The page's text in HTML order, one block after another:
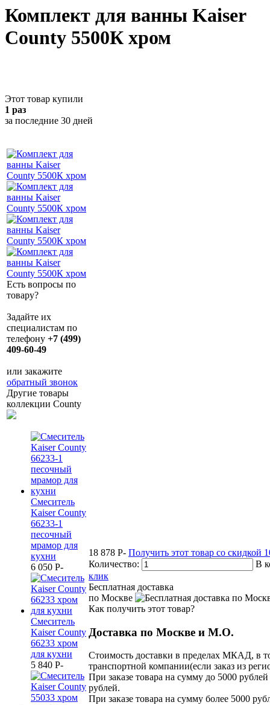
Комплект для ванны Kaiser
County 5500К хром
Этот товар купили
1 раз
за последние 30 дней
Есть вопросы по
товару?
Задайте их
специалистам по
телефону +7 (499)
409-60-49
или закажите
обратный звонок
Другие товары
коллекции County
Смеситель
Kaiser County
66233-1
песочный
мрамор для
кухни
6 050 P-
Смеситель
Kaiser County
66233 хром
для кухни
5 840 P-
18 878 P- Получить этот товар со скидкой
Количество:
В
клик
Бесплатная доставка
по Москве
Как получить этот товар?
Доставка по Москве и М.О.
Стоимость доставки в пределах МКАД, в
транспортной компании(если заказ из
При заказе товара на сумму до 5000 рублей
рублей.
При заказе товара на сумму более 5000